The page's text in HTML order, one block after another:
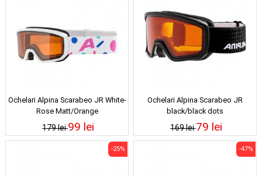
Ochelari Alpina Scarabeo JR White-
Rose Matt/Orange
179 lei99 lei
Ochelari Alpina Scarabeo JR
black/black dots
169 lei79 lei
-25% -47%